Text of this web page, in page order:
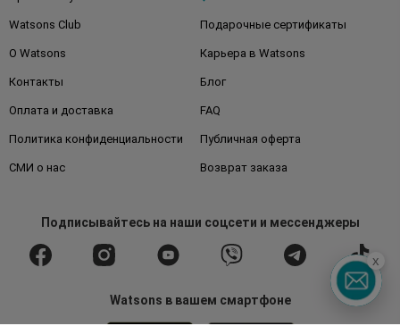
Watsons Club Подарочные сертификаты
О Watsons Карьера в Watsons
Контакты Блог
Оплата и доставка FAQ
Политика конфиденциальности Публичная оферта
СМИ о нас Возврат заказа
Подписывайтесьна наши соцсети и мессенджеры
Watsons в вашем смартфоне
x